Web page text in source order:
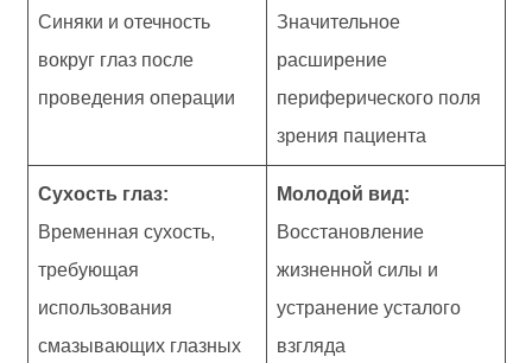
Значительное
расширение
периферического поля
зрения пациента
Синяки и отечность
вокруг глаз после
проведения операции
Молодой вид:
Восстановление
жизненной силы и
устранение усталого
взгляда
Сухость глаз:
Временная сухость,
требующая
использования
смазывающих глазных